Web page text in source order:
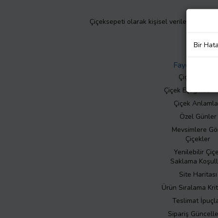
Çiçeksepeti olarak kişisel verilerinizin
Faydalı Bilgiler
Çiçek Bakımı
Çiçek Eşliğinde
Çiçek
Özel Günler
Mevsimlere
Çiçekler
Yenilebilir
Saklama
Site Haritası
Ürün Sıralama
Teslimat
Sipariş
Bir